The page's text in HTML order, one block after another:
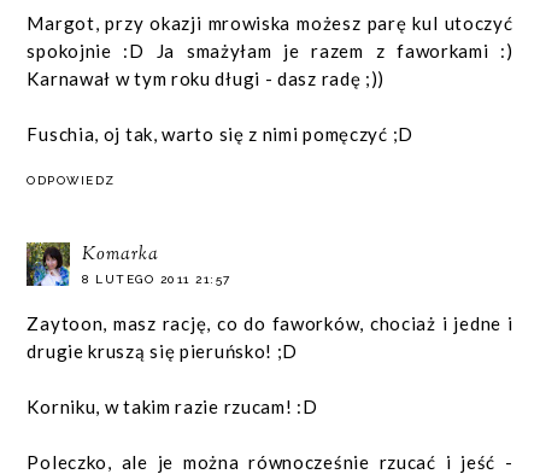
Margot, przy okazji mrowiska możesz parę kul utoczyć
spokojnie :D Ja smażyłam je razem z faworkami :)
Karnawał w tym roku długi - dasz radę ;))
Fuschia, oj tak, warto się z nimi pomęczyć ;D
ODPOWIEDZ
Komarka
8 LUTEGO 2011 21:57
Zaytoon, masz rację, co do faworków, chociaż i jedne i
drugie kruszą się pieruńsko! ;D
Korniku, w takim razie rzucam! :D
Poleczko, ale je można równocześnie rzucać i jeść -